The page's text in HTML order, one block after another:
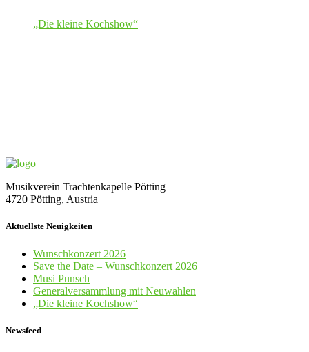
„Die kleine Kochshow“
Musikverein Trachtenkapelle Pötting
4720 Pötting, Austria
Aktuellste Neuigkeiten
Wunschkonzert 2026
Save the Date – Wunschkonzert 2026
Musi Punsch
Generalversammlung mit Neuwahlen
„Die kleine Kochshow“
Newsfeed